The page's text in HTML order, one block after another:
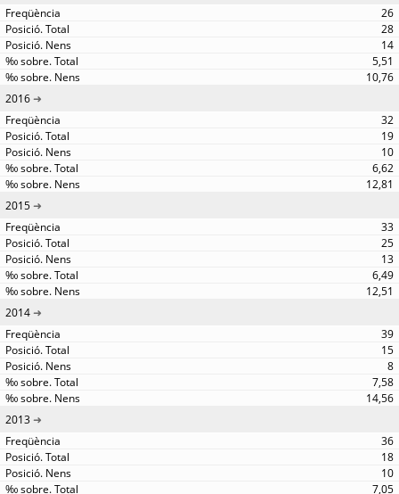
26
28
14
5,51
10,76
2016
32
19
10
6,62
12,81
2015
33
25
13
6,49
12,51
2014
39
15
8
7,58
14,56
2013
36
18
10
7,05